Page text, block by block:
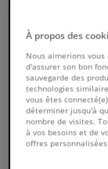
Filtres & liquides
Bagages &
Fenêtres &
À propos des
Nous aimerions
d'assurer son bon
sauvegarde des
technologies
vous êtes
déterminer jusqu'à
nombre de visites.
à vos besoins et de
offres